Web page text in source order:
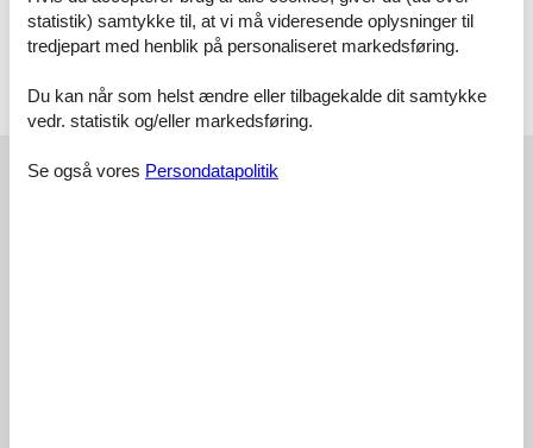
Ankommen und Wohlfühlen!!!
Vor Ort
Kurtaxe
Eksterne anmeldelser
statistik) samtykke til, at vi må videresende oplysninger til
tredjepart med henblik på personaliseret markedsføring.
Du kan når som helst ændre eller tilbagekalde dit samtykke
vedr. statistik og/eller markedsføring.
Se også vores Persondatapolitik